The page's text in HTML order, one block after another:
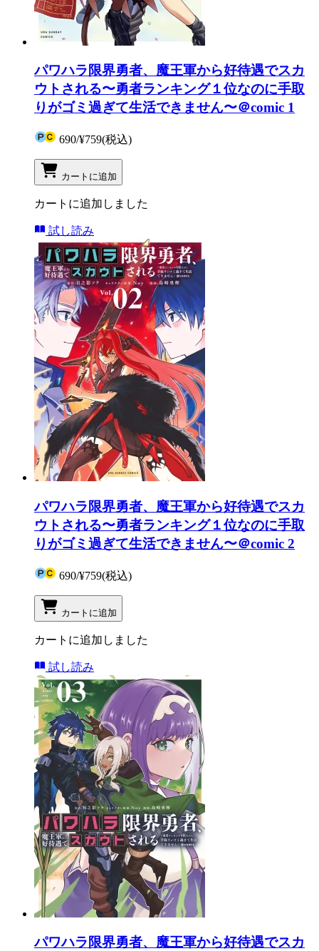
パワハラ限界勇者、魔王軍から好待遇でスカ
ウトされる〜勇者ランキング１位なのに手取
りがゴミ過ぎて生活できません〜＠comic 1
690/¥759(税込)
カートに追加
カートに追加しました
試し読み
パワハラ限界勇者、魔王軍から好待遇でスカ
ウトされる〜勇者ランキング１位なのに手取
りがゴミ過ぎて生活できません〜＠comic 2
690/¥759(税込)
カートに追加
カートに追加しました
試し読み
パワハラ限界勇者、魔王軍から好待遇でスカ